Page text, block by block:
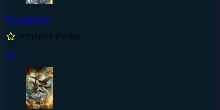
Đảo Hải Tặc
0 (1172/1190) FHD
#4